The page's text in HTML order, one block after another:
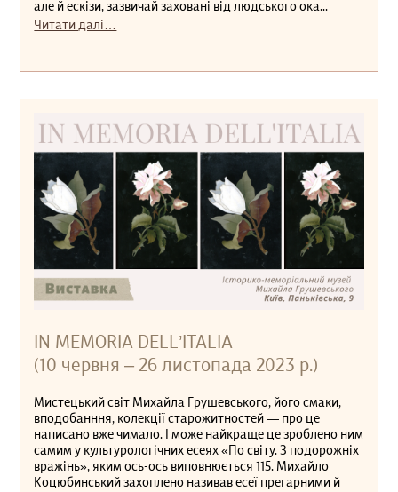
але й ескізи, зазвичай заховані від людського ока...
Читати далі…
IN MEMORIA DELL’ITALIA
(10 червня ‒ 26 листопада 2023 р.)
Мистецький світ Михайла Грушевського, його смаки,
вподобанння, колекції старожитностей — про це
написано вже чимало. І може найкраще це зроблено ним
самим у культурологічних есеях «По світу. З подорожніх
вражінь», яким ось-ось виповнюється 115. Михайло
Коцюбинський захоплено називав есеї прегарними й